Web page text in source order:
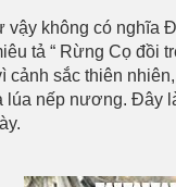
vậy không có nghĩa
tả “ Rừng Cọ đồi
cảnh sắc thiên
lúa nếp nương. Đây